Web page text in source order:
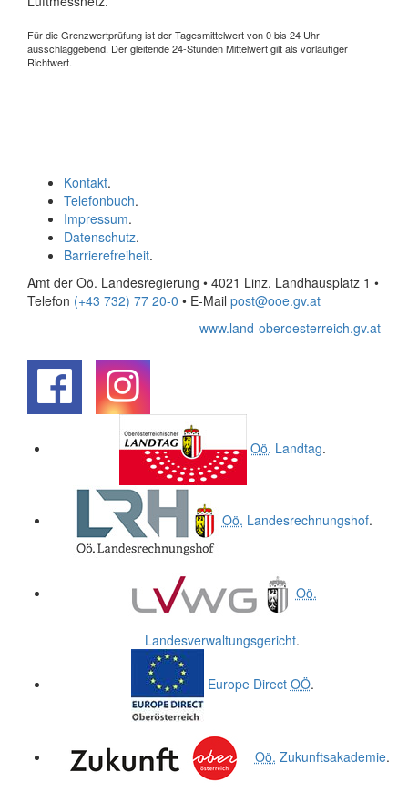
Für die Grenzwertprüfung ist der Tagesmittelwert von 0 bis 24 Uhr
ausschlaggebend. Der gleitende 24-Stunden Mittelwert gilt als vorläufiger
Richtwert.
Kontakt.
Telefonbuch.
Impressum.
Datenschutz.
Barrierefreiheit.
Amt der Oö. Landesregierung • 4021 Linz, Landhausplatz 1 •
Telefon (+43 732) 77 20-0 • E-Mail post@ooe.gv.at
www.land-oberoesterreich.gv.at
Oö. Landtag.
Oö. Landesrechnungshof.
Oö.
Landesverwaltungsgericht.
Europe Direct OÖ.
Oö. Zukunftsakademie.